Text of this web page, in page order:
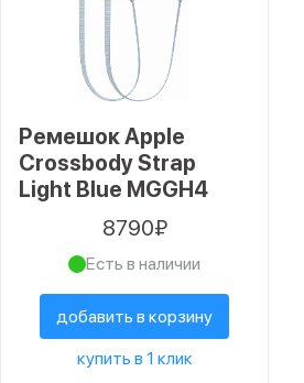
Ремешок Apple
Crossbody Strap
Light Blue MGGH4
8790₽
Есть в наличии
добавить в корзину
купить в 1 клик